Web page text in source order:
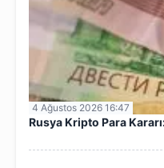
4 Ağustos 2026 16:47
Rusya Kripto Para